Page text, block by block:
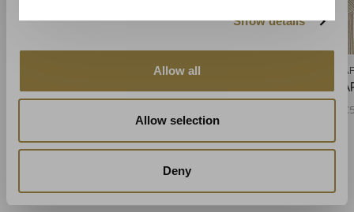
Show details
Allow all
Allow selection
Deny
ARTE Focal - 67474
ARTE